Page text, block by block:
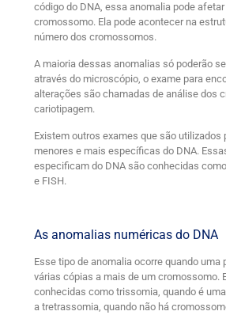
código do DNA, essa anomalia pode
cromossomo. Ela pode acontecer na
número dos cromossomos.
A maioria dessas anomalias só poderão
através do microscópio, o exame para
alterações são chamadas de análise dos
cariotipagem.
Existem outros exames que são utilizados
menores e mais específicas do DNA.
especificam do DNA são conhecidas
e FISH.
As anomalias numéricas do DNA
Esse tipo de anomalia ocorre quando uma
várias cópias a mais de um cromossomo.
conhecidas como trissomia, quando é
a tretrassomia, quando não há